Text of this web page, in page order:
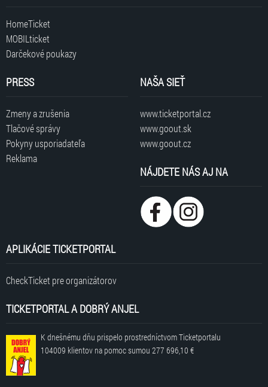
HomeTicket
MOBILticket
Darčekové poukazy
PRESS
Zmeny a zrušenia
Tlačové správy
Pokyny usporiadateľa
Reklama
NAŠA SIEŤ
www.ticketportal.cz
www.goout.sk
www.goout.cz
NÁJDETE NÁS AJ NA
APLIKÁCIE TICKETPORTAL
CheckTicket pre organizátorov
TICKETPORTAL A DOBRÝ ANJEL
K dnešnému dňu prispelo prostredníctvom Ticketportalu
104009 klientov na pomoc sumou 277 696,10 €